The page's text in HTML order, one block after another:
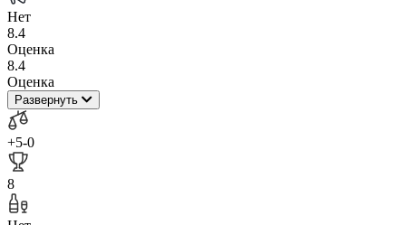
Нет
8.4
Оценка
8.4
Оценка
Развернуть
+5-0
8